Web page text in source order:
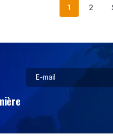
1 2